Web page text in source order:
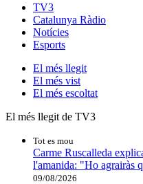
TV3
Catalunya Ràdio
Notícies
Esports
El més llegit
El més vist
El més escoltat
El més llegit de TV3
Tot es mou
Carme Ruscalleda
l'amanida: "Ho agrairàs
09/08/2026